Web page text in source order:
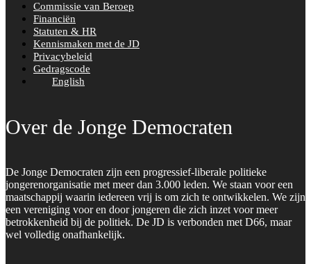
Commissie van Beroep
Financiën
Statuten & HR
Kennismaken met de JD
Privacybeleid
Gedragscode
English
Over de Jonge Democraten
De Jonge Democraten zijn een progressief-liberale politieke
jongerenorganisatie met meer dan 3.000 leden. We staan voor een
maatschappij waarin iedereen vrij is om zich te ontwikkelen. We zijn
een vereniging voor en door jongeren die zich inzet voor meer
betrokkenheid bij de politiek. De JD is verbonden met D66, maar
wel volledig onafhankelijk.